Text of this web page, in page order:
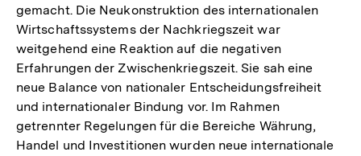
gemacht. Die Neukonstruktion des internationalen
Wirtschaftssystems der Nachkriegszeit war
weitgehend eine Reaktion auf die negativen
Erfahrungen der Zwischenkriegszeit. Sie sah eine
neue Balance von nationaler Entscheidungsfreiheit
und internationaler Bindung vor. Im Rahmen
getrennter Regelungen für die Bereiche Währung,
Handel und Investitionen wurden neue internationale